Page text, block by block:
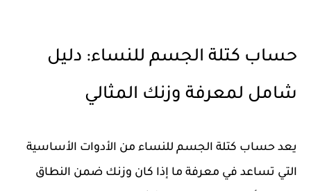
حساب كتلة الجسم للنساء: دليل
شامل لمعرفة وزنك المثالي
يعد حساب كتلة الجسم للنساء من الأدوات الأساسية
التي تساعد في معرفة ما إذا كان وزنك ضمن النطاق